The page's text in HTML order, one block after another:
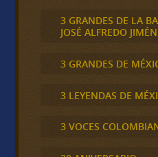
3 GRANDES DE LA
JOSÉ ALFREDO
3 GRANDES DE
3 LEYENDAS DE
3 VOCES